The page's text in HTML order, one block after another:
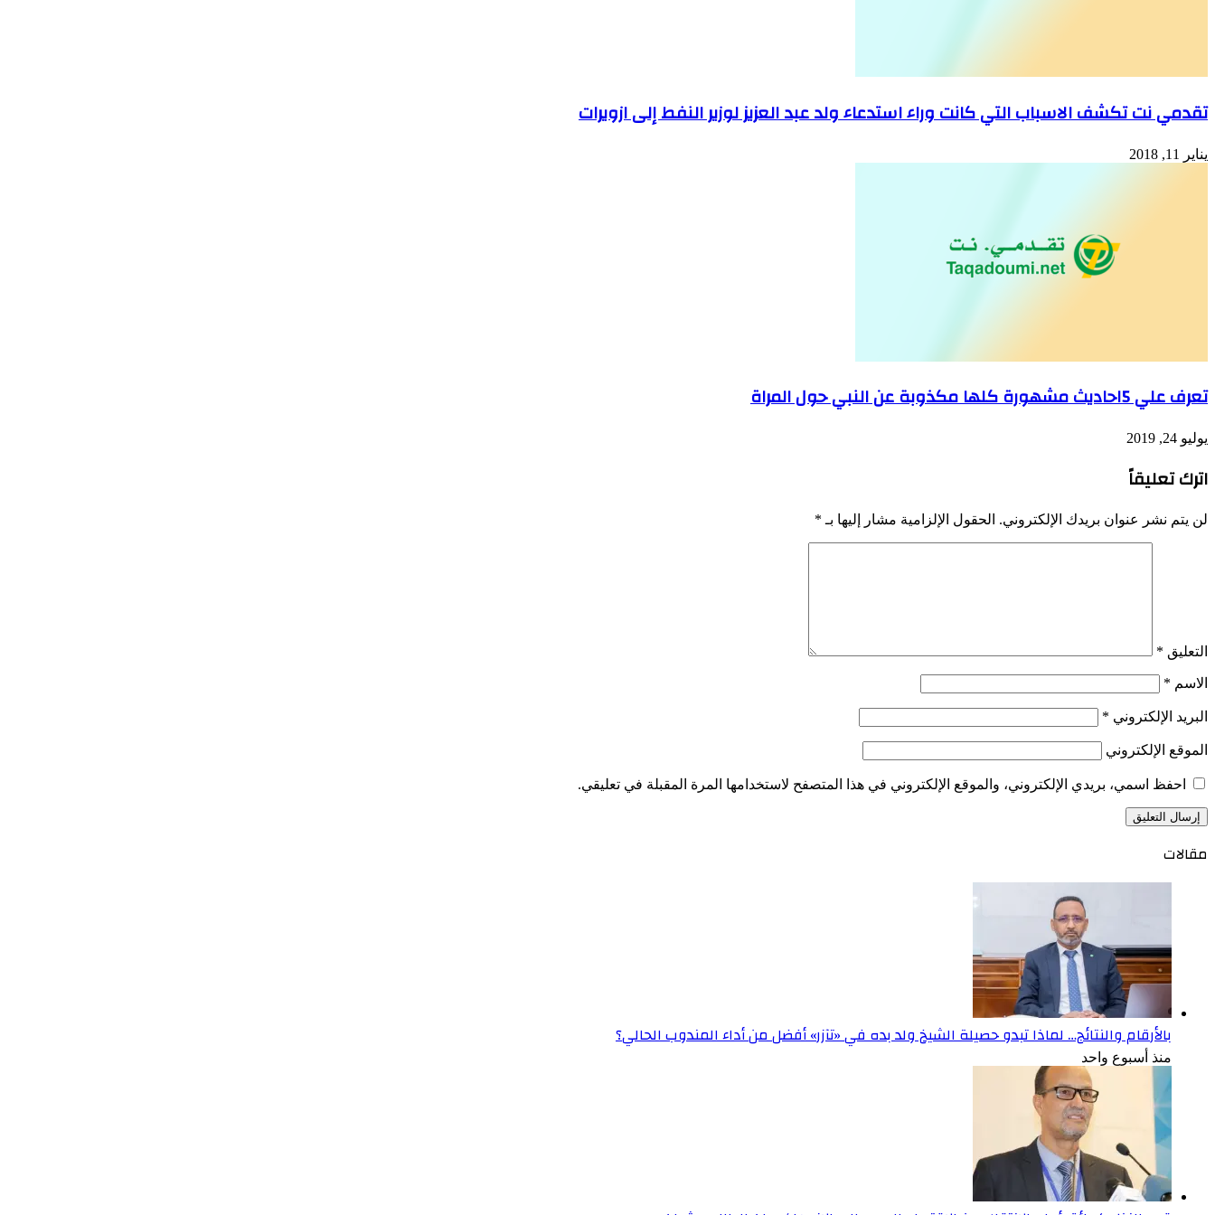
تقدمي نت تكشف الاسباب التي كانت وراء استدعاء ولد عبد العزيز لوزير النفط إلى ازويرات
يناير 11, 2018
تعرف علي 5احاديث مشهورة كلها مكذوبة عن النبي حول المراة
يوليو 24, 2019
اترك تعليقاً
لن يتم نشر عنوان بريدك الإلكتروني. الحقول الإلزامية مشار إليها بـ *
التعليق *
الاسم *
البريد الإلكتروني *
الموقع الإلكتروني
احفظ اسمي، بريدي الإلكتروني، والموقع الإلكتروني في هذا المتصفح لاستخدامها المرة المقبلة في تعليقي.
مقالات
بالأرقام والنتائج… لماذا تبدو حصيلة الشيخ ولد بده في «تآزر» أفضل من أداء المندوب الحالي؟
منذ أسبوع واحد